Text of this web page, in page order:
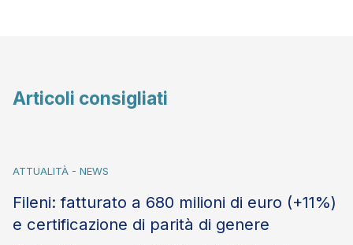
Articoli consigliati
ATTUALITÀ - NEWS
Fileni: fatturato a 680 milioni di euro (+11%)
e certificazione di parità di genere